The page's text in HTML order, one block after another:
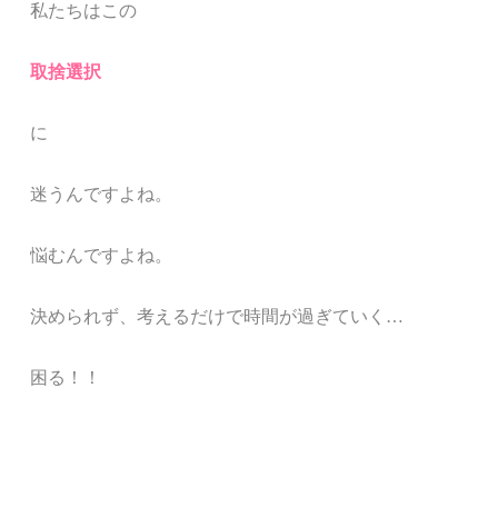
私たちはこの
取捨選択
に
迷うんですよね。
悩むんですよね。
決められず、考えるだけで時間が過ぎていく …
困る！！